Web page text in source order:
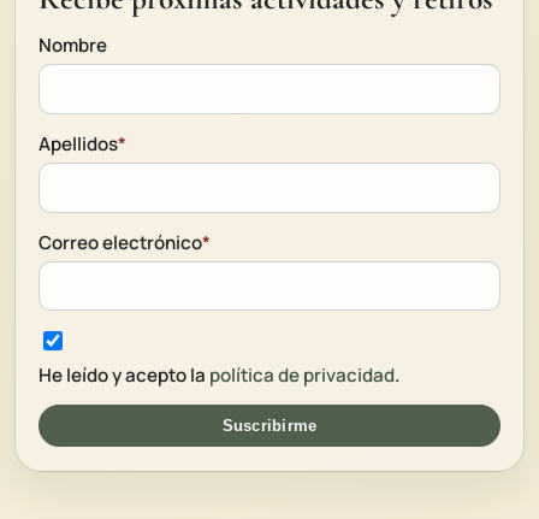
Nombre
Apellidos*
Correo electrónico*
He leído y acepto la política de privacidad.
Suscribirme